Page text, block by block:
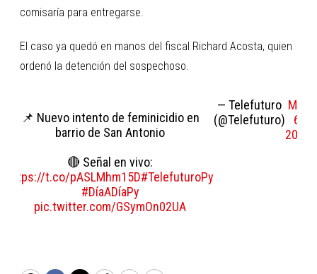
comisaría para entregarse.
El caso ya quedó en manos del fiscal Richard Acosta, quien
ordenó la detención del sospechoso.
📌 Nuevo intento de feminicidio en
barrio de San Antonio
🔴 Señal en vivo:
https://t.co/pASLMhm15D#TelefuturoPy
#DíaADíaPy
pic.twitter.com/GSymOn02UA
— Telefuturo
(@Telefuturo)
May
6,
2026